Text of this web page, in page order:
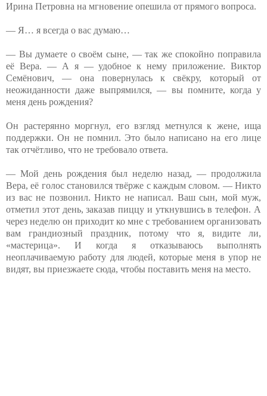
Ирина Петровна на мгновение опешила от прямого вопроса.
— Я… я всегда о вас думаю…
— Вы думаете о своём сыне, — так же спокойно поправила
её Вера. — А я — удобное к нему приложение. Виктор
Семёнович, — она повернулась к свёкру, который от
неожиданности даже выпрямился, — вы помните, когда у
меня день рождения?
Он растерянно моргнул, его взгляд метнулся к жене, ища
поддержки. Он не помнил. Это было написано на его лице
так отчётливо, что не требовало ответа.
— Мой день рождения был неделю назад, — продолжила
Вера, её голос становился твёрже с каждым словом. — Никто
из вас не позвонил. Никто не написал. Ваш сын, мой муж,
отметил этот день, заказав пиццу и уткнувшись в телефон. А
через неделю он приходит ко мне с требованием организовать
вам грандиозный праздник, потому что я, видите ли,
«мастерица». И когда я отказываюсь выполнять
неоплачиваемую работу для людей, которые меня в упор не
видят, вы приезжаете сюда, чтобы поставить меня на место.